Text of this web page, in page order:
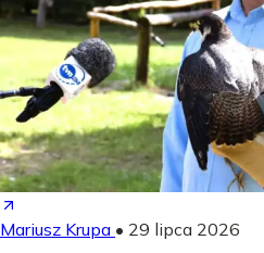
Mariusz Krupa • 29 lipca 2026